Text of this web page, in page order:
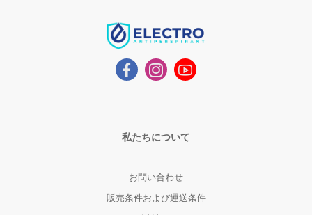
私たちについて
お問い合わせ
販売条件および運送条件